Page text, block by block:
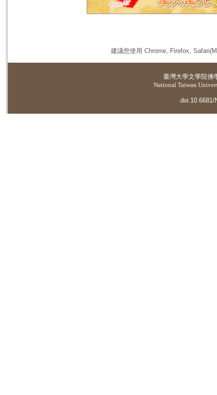
建議您使用 Chrome, Firefox,
臺灣大學文學院佛
National Taiwan
doi:10.6681/